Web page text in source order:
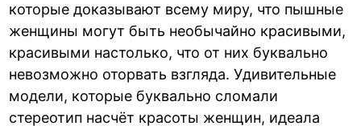
которые доказывают всему миру, что пышные
женщины могут быть необычайно красивыми,
красивыми настолько, что от них буквально
невозможно оторвать взгляда. Удивительные
модели, которые буквально сломали
стереотип насчёт красоты женщин, идеала